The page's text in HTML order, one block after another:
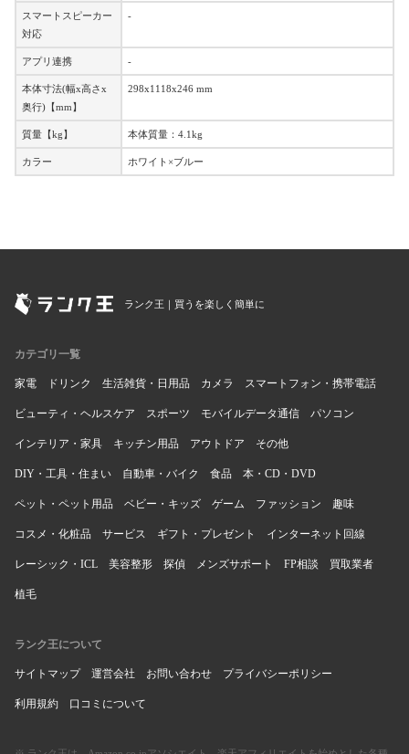
スマートスピーカー
対応
-
アプリ連携 -
本体寸法(幅x高さx
奥行)【mm】
298x1118x246 mm
質量【kg】 本体質量：4.1kg
カラー ホワイト×ブルー
ランク王｜買うを楽しく簡単に
カテゴリ一覧
家電 ドリンク 生活雑貨・日用品 カメラ スマートフォン・携帯電話
ビューティ・ヘルスケア スポーツ モバイルデータ通信 パソコン
インテリア・家具 キッチン用品 アウトドア その他
DIY・工具・住まい 自動車・バイク 食品 本・CD・DVD
ペット・ペット用品 ベビー・キッズ ゲーム ファッション 趣味
コスメ・化粧品 サービス ギフト・プレゼント インターネット回線
レーシック・ICL 美容整形 探偵 メンズサポート FP相談 買取業者
植毛
ランク王について
サイトマップ 運営会社 お問い合わせ プライバシーポリシー
利用規約 口コミについて